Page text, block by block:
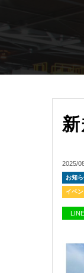
2025/
お知
イベン